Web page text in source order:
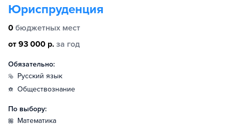
Юриспруденция
0 бюджетных мест
от 93 000 р. за год
Обязательно:
русский язык
обществознание
По выбору:
математика